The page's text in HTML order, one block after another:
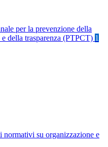
per la prevenzione della
della trasparenza (PTPCT) 1
normativi su organizzazione e